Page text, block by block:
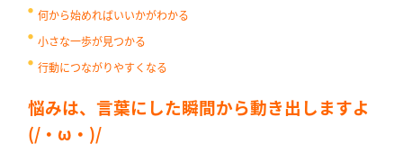
何から始めればいいかがわかる
小さな一歩が見つかる
行動につながりやすくなる
悩みは、言葉にした瞬間から動き出しますよ
(/・ω・)/